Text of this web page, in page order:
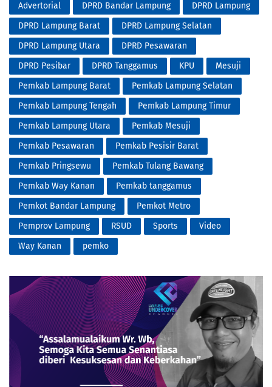
Advertorial DPRD Bandar Lampung
DPRD Lampung
DPRD Lampung Barat
DPRD Lampung Selatan
DPRD Lampung Utara
DPRD Pesawaran
DPRD Pesibar
DPRD Tanggamus KPU
Mesuji
Pemkab Lampung Barat
Pemkab Lampung Selatan
Pemkab Lampung Tengah
Pemkab Lampung Timur
Pemkab Lampung Utara
Pemkab Mesuji
Pemkab Pesawaran
Pemkab Pesisir Barat
Pemkab Pringsewu
Pemkab Tulang Bawang
Pemkab Way Kanan
Pemkab tanggamus
Pemkot Bandar Lampung
Pemkot Metro
Pemprov Lampung
RSUD Sports
Video
Way Kanan
pemko